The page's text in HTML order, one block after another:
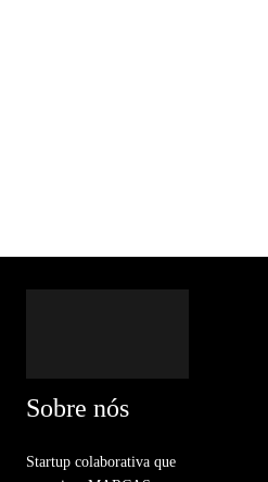
Sobre nós
Startup colaborativa que